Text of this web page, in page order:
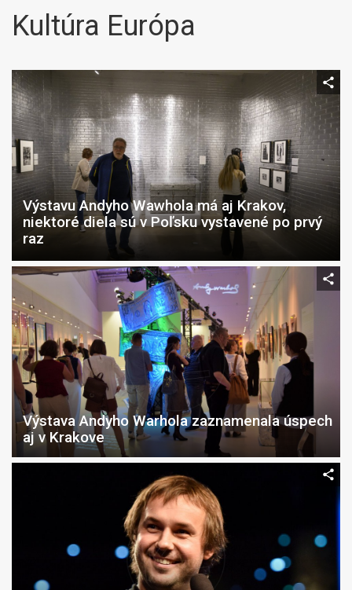
Kultúra Európa
Výstavu Andyho Wawhola má aj Krakov,
niektoré diela sú v Poľsku vystavené po prvý
raz
Výstava Andyho Warhola zaznamenala úspech
aj v Krakove